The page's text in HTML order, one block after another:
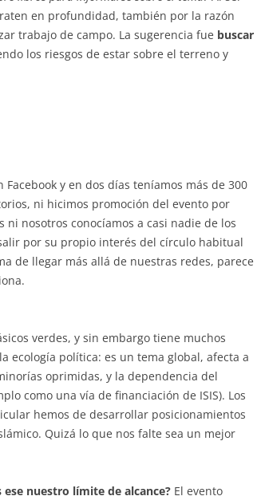
en profundidad, también por la razón
trabajo de campo. La sugerencia fue buscar
los riesgos de estar sobre el terreno y
y en dos días teníamos más de 300
ni hicimos promoción del evento por
nosotros conocíamos a casi nadie de los
por su propio interés del círculo habitual
de llegar más allá de nuestras redes, parece
verdes, y sin embargo tiene muchos
ecología política: es un tema global, afecta a
oprimidas, y la dependencia del
como una vía de financiación de ISIS). Los
hemos de desarrollar posicionamientos
Quizá lo que nos falte sea un mejor
ese nuestro límite de alcance? El evento